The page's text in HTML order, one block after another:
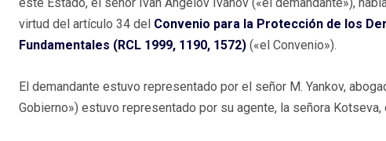
este Estado, el señor Ivan Angelov Ivanov («el demandante»),
virtud del artículo 34 del Convenio para la Protección de los
Fundamentales (RCL 1999, 1190, 1572) («el Convenio»).
El demandante estuvo representado por el señor M. Yankov,
Gobierno») estuvo representado por su agente, la señora